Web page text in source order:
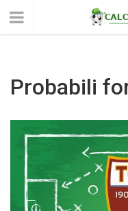
Probabili